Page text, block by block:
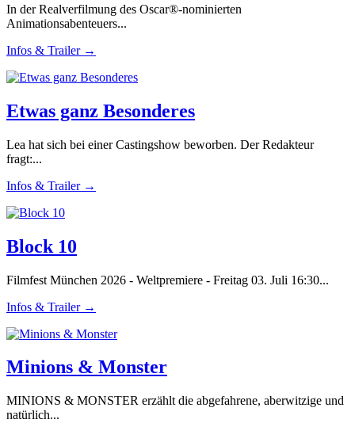
In der Realverfilmung des Oscar®-nominierten
Animationsabenteuers...
Infos & Trailer →
Etwas ganz Besonderes
Lea hat sich bei einer Castingshow beworben. Der Redakteur
fragt:...
Infos & Trailer →
Block 10
Filmfest München 2026 - Weltpremiere - Freitag 03. Juli 16:30...
Infos & Trailer →
Minions & Monster
MINIONS & MONSTER erzählt die abgefahrene, aberwitzige und
natürlich...